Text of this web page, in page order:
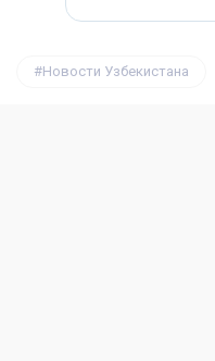
Новости Узбекистана